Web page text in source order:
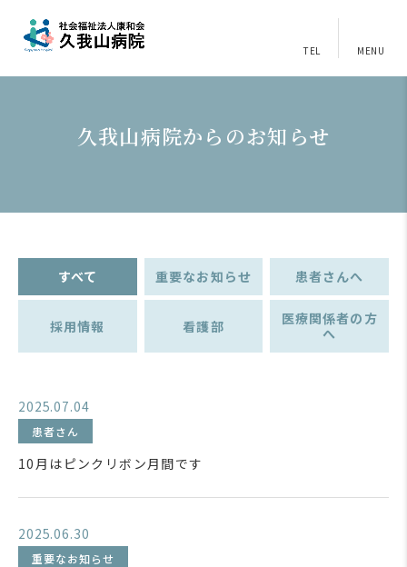
TEL MENU
久我山病院からのお知らせ
すべて 重要なお知らせ 患者さんへ
採用情報 看護部
医療関係者の方
へ
2025.07.04
患者さん
10月はピンクリボン月間です
2025.06.30
重要なお知らせ